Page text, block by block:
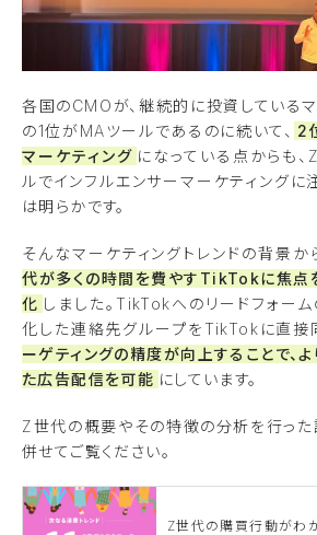
各国のCMOが、継続的に投資しているマ
の1位がMAツールであるのに続いて、 2
マーケティング になっている点からも
ルでインフルエンサーマーケティングに
は明らかです。
そんなマーケティングトレンドの背景
代が多くの時間を費やすTikTokに焦点
化 しました。TikTokへのリードフォーム
化した連絡先グループをTikTokに直接
ーゲティングの精度が向上することで、
た広告配信を可能 にしています。
Z世代の概要やその特徴の分析を行った
併せてご覧ください。
Z世代の購買行動がわ